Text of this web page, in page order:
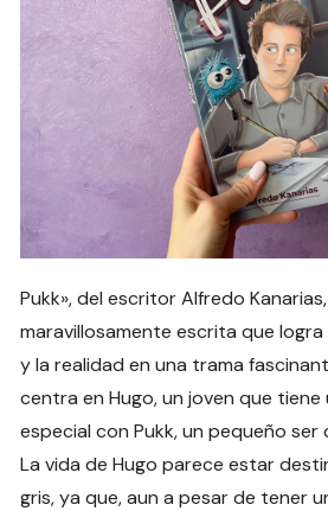
Pukk», del escritor Alfredo
maravillosamente escrita que
y la realidad en una trama
centra en Hugo, un joven que tiene
especial con Pukk, un pequeño ser
La vida de Hugo parece estar
gris, ya que, aun a pesar de tener